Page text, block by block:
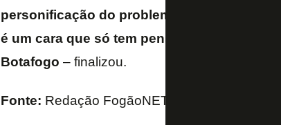
personificação do problema, para dentro
é um cara que só tem pensado nele, nos
Botafogo – finalizou.
Fonte: Redação FogãoNET e podcast GE